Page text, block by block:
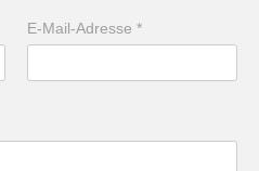
E-Mail-Adresse*